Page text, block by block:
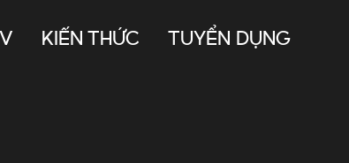
KIẾN THỨC TUYỂN DỤNG